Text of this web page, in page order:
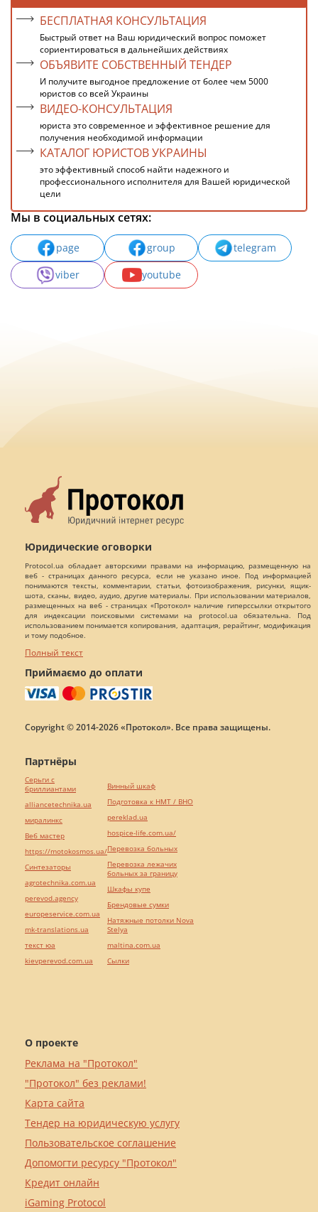
БЕСПЛАТНАЯ КОНСУЛЬТАЦИЯ
Быстрый ответ на Ваш юридический вопрос поможет
сориентироваться в дальнейших действиях
ОБЪЯВИТЕ СОБСТВЕННЫЙ ТЕНДЕР
И получите выгодное предложение от более чем 5000
юристов со всей Украины
ВИДЕО-КОНСУЛЬТАЦИЯ
юриста это современное и эффективное решение для
получения необходимой информации
КАТАЛОГ ЮРИСТОВ УКРАИНЫ
это эффективный способ найти надежного и
профессионального исполнителя для Вашей юридической
цели
Мы в социальных сетях:
page group
telegram
viber
youtube
Юридические оговорки
Protocol.ua обладает авторскими правами на информацию, размещенную на
веб - страницах данного ресурса, если не указано иное. Под информацией
понимаются тексты, комментарии, статьи, фотоизображения, рисунки, ящик-
шота, сканы, видео, аудио, другие материалы. При использовании материалов,
размещенных на веб - страницах «Протокол» наличие гиперссылки открытого
для индексации поисковыми системами на protocol.ua обязательна. Под
использованием понимается копирования, адаптация, рерайтинг, модификация
и тому подобное.
Полный текст
Приймаємо до оплати
Copyright © 2014-2026 «Протокол». Все права защищены.
О проекте
Реклама на "Протокол"
"Протокол" без реклами!
Карта сайта
Тендер на юридическую услугу
Пользовательское соглашение
Допомогти ресурсу "Протокол"
Кредит онлайн
iGaming Protocol
Партнёры
Серьги с
бриллиантами
alliancetechnika.ua
миралинкс
Веб мастер
https://motokosmos.ua/
Синтезаторы
agrotechnika.com.ua
perevod.agency
europeservice.com.ua
mk-translations.ua
текст юа
kievperevod.com.ua
Винный шкаф
Подготовка к НМТ / ВНО
pereklad.ua
hospice-life.com.ua/
Перевозка больных
Перевозка лежачих
больных за границу
Шкафы купе
Брендовые сумки
Натяжные потолки Nova
Stelya
maltina.com.ua
Cылки